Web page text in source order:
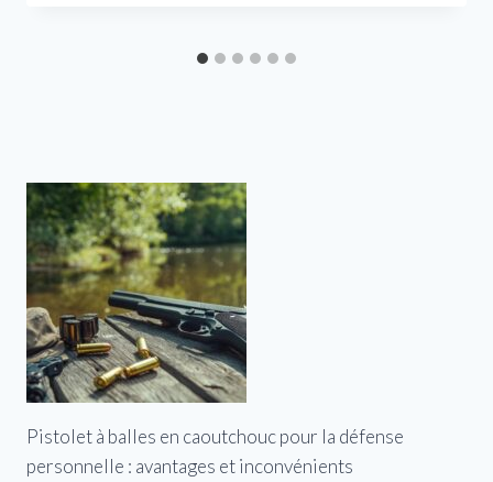
Pistolet à balles en caoutchouc pour la défense
personnelle : avantages et inconvénients